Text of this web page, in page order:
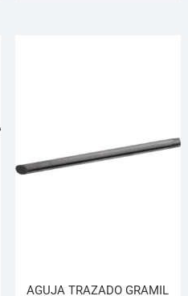
AGUJA TRAZADO GRAMIL